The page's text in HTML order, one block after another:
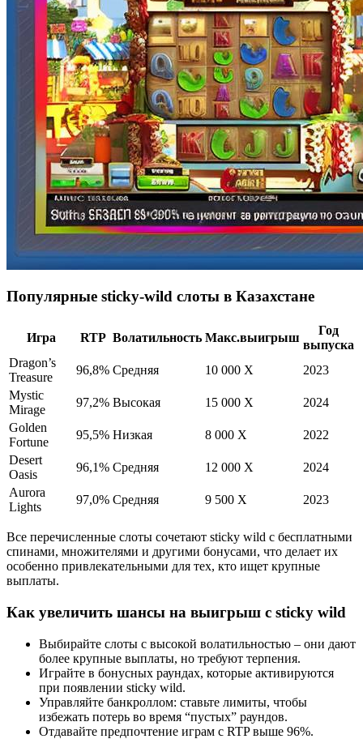
Популярные sticky‑wild слоты в Казахстане
Игра RTP Волатильность Макс.выигрыш
Год
выпуска
Dragon’s
Treasure
96,8% Средняя 10 000 X
2023
Mystic
Mirage
97,2% Высокая 15 000 X
2024
Golden
Fortune
95,5% Низкая 8 000 X
2022
Desert
Oasis
96,1% Средняя 12 000 X
2024
Aurora
Lights
97,0% Средняя 9 500 X 2023
Все перечисленные слоты сочетают sticky wild с бесплатными
спинами, множителями и другими бонусами, что делает их
особенно привлекательными для тех, кто ищет крупные
выплаты.
Как увеличить шансы на выигрыш с sticky wild
Выбирайте слоты с высокой волатильностью – они дают
более крупные выплаты, но требуют терпения.
Играйте в бонусных раундах, которые активируются
при появлении sticky wild.
Управляйте банкроллом: ставьте лимиты, чтобы
избежать потерь во время “пустых” раундов.
Отдавайте предпочтение играм с RTP выше 96%.